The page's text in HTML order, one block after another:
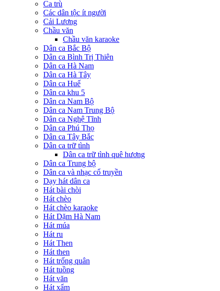
Ca trù
Các dân tộc ít người
Cải Lương
Chầu văn
Chầu văn karaoke
Dân ca Bắc Bộ
Dân ca Bình Trị Thiên
Dân ca Hà Nam
Dân ca Hà Tây
Dân ca Huế
Dân ca khu 5
Dân ca Nam Bộ
Dân ca Nam Trung Bộ
Dân ca Nghệ Tĩnh
Dân ca Phú Thọ
Dân ca Tây Bắc
Dân ca trữ tình
Dân ca trữ tình quê hương
Dân ca Trung bộ
Dân ca và nhạc cổ truyền
Dạy hát dân ca
Hát bài chòi
Hát chèo
Hát chèo karaoke
Hát Dặm Hà Nam
Hát múa
Hát ru
Hát Then
Hát then
Hát trống quân
Hát tuồng
Hát văn
Hát xẩm